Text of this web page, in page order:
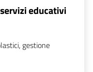
educativi
gestione